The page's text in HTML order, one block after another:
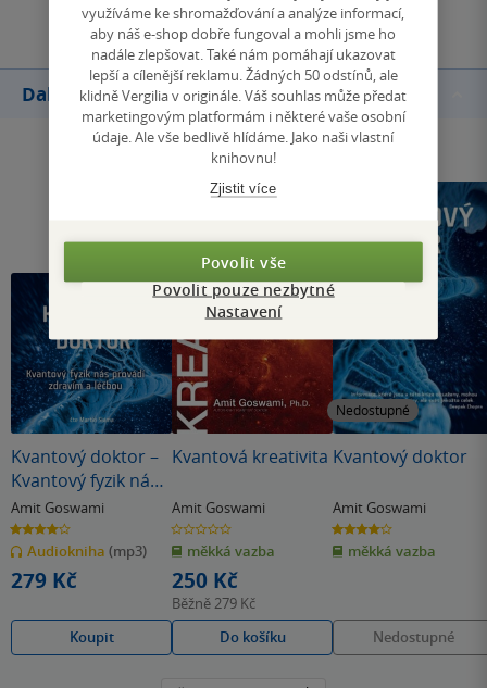
Další knihy autora
Kvantový doktor –
Kvantový fyzik nás
provádí zdravím a
léčbou
Amit Goswami
4.0
z
5
hvězdiček
Audiokniha (mp3)
279 Kč
Koupit
Kvantová kreativita
Amit Goswami
0.0
z
5
hvězdiček
měkká vazba
250 Kč
Běžně279 Kč
Do košíku
Nedostupné
Kvantový doktor
Amit Goswami
4.0
z
5
hvězdiček
měkká vazba
Nedostupné
využíváme ke shromažďování a analýze informací,
aby náš e-shop dobře fungoval a mohli jsme ho
nadále zlepšovat. Také nám pomáhají ukazovat
lepší a cílenější reklamu. Žádných 50 odstínů, ale
klidně Vergilia v originále. Váš souhlas může předat
marketingovým platformám i některé vaše osobní
údaje. Ale vše bedlivě hlídáme. Jako naši vlastní
knihovnu!
Zjistit více
Povolit vše
Povolit pouze nezbytné
Nastavení